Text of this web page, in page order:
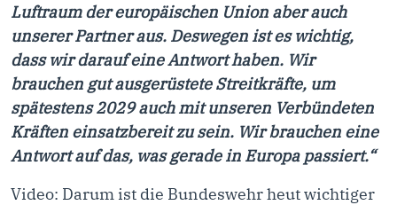
Luftraum der europäischen Union aber auch
unserer Partner aus. Deswegen ist es wichtig,
dass wir darauf eine Antwort haben. Wir
brauchen gut ausgerüstete Streitkräfte, um
spätestens 2029 auch mit unseren Verbündeten
Kräften einsatzbereit zu sein. Wir brauchen eine
Antwort auf das, was gerade in Europa passiert.“
Video: Darum ist die Bundeswehr heut wichtiger